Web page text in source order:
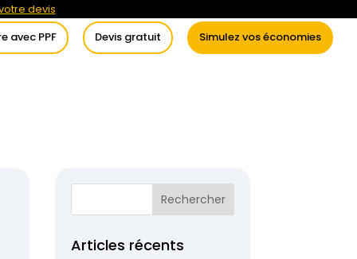
devis
avec PPF Devis gratuit Simulez vos économies
de l’eau Conseils
Articles récents